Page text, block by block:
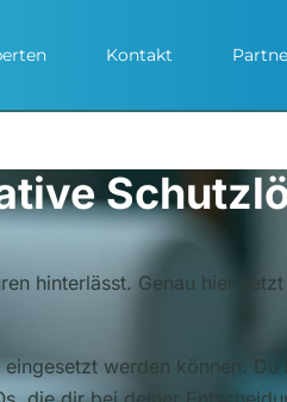
Kontakt
hinterlässt. Genau hier setzt
werden können.